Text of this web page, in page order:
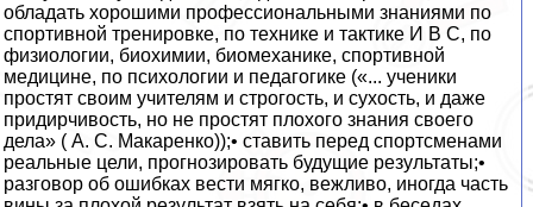
обладать хорошими профессиональными знаниями по
спортивной тренировке, по технике и тактике И В С, по
физиологии, биохимии, биомеханике, спортивной
медицине, по психологии и педагогике («... ученики
простят своим учителям и строгость, и сухость, и даже
придирчивость, но не простят плохого знания своего
дела» ( А. С. Макаренко));• ставить перед спортсменами
реальные цели, прогнозировать будущие результаты;•
разговор об ошибках вести мягко, вежливо, иногда часть